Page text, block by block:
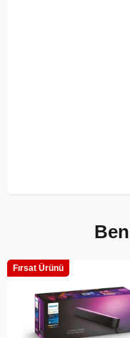
Fırsat Ürünü